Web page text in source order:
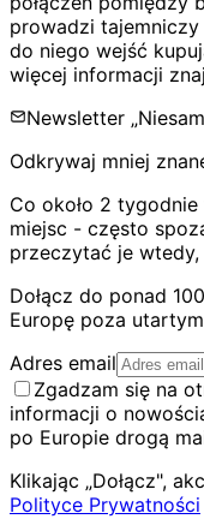
prowadzi
do niego wejść
więcej informacji
Newsletter
Odkrywaj mniej
Co około 2
miejsc - często
przeczytać je
Dołącz do ponad
Europę poza
Adres email
Zgadzam się na
informacji o
po Europie drogą
Klikając „Dołącz",
Polityce Prywatności